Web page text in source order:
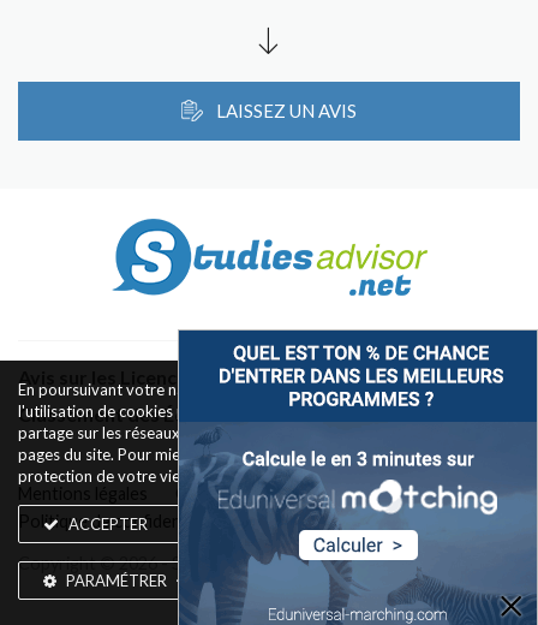
LAISSEZ UN AVIS
Avis sur les Licences & Bachelors
Classement des Écoles
Conditions d’utilisation
Politique de confidentialité
Widget Contact
Copyright © 2026 - Silkwires. Tous droits réservés
En poursuivant votre navigation sur ce site, vous acceptez
l'utilisation de cookies pour le fonctionnement des boutons de
partage sur les réseaux sociaux et la mesure d'audience des
pages du site. Pour mieux comprendre notre politique de
protection de votre vie privée, rendez-vous ici
ACCEPTER
PARAMÉTRER